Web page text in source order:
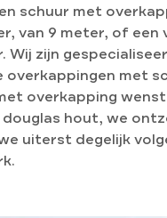
schuur met
van 9 meter, of een
Wij zijn
overkappingen met
overkapping
hout, we
uiterst degelijk